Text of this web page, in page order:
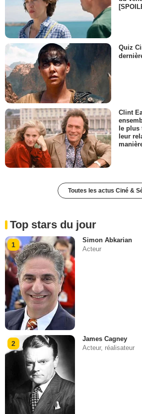
Quiz
Clint
le
leur
Toutes les actus Ciné &
Top stars du jour
1
Simon Abkarian
Acteur
2
James Cagney
Acteur, réalisateur